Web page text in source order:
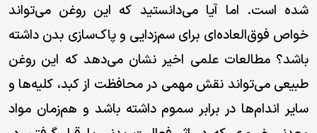
تولید
بسته
بندی
فروش
توزیع
شده است. اما آیا می‌دانستید که این روغن می‌تواند
خواص فوق‌العاده‌ای برای سم‌زدایی و پاک‌سازی بدن داشته
باشد؟ مطالعات علمی اخیر نشان می‌دهد که این روغن
طبیعی می‌تواند نقش مهمی در محافظت از کبد، کلیه‌ها و
سایر اندام‌ها در برابر سموم داشته باشد و هم‌زمان مواد